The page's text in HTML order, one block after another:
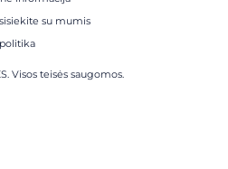
su mumis
Visos teisės saugomos.